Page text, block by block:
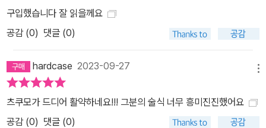
구입했습니다 잘 읽을께요
공감 (0) 댓글 (0)
hardcase 2023-09-27
츠쿠모가 드디어 활약하네요!!! 그분의 술식 너무 흥미진진했어요
공감 (0) 댓글 (0)